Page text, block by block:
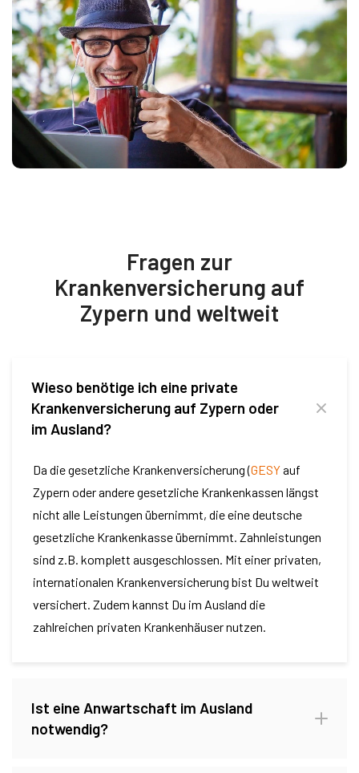
Fragen zur
Krankenversicherung auf
Zypern und weltweit
Wieso benötige ich eine private
Krankenversicherung auf Zypern oder
im Ausland?
Da die gesetzliche Krankenversicherung (GESYauf
Zypern oder andere gesetzliche Krankenkassen längst
nicht alle Leistungen übernimmt, die eine deutsche
gesetzliche Krankenkasse übernimmt. Zahnleistungen
sind z.B. komplett ausgeschlossen. Mit einer privaten,
internationalen Krankenversicherung bist Du weltweit
versichert. Zudem kannst Du im Ausland die
zahlreichen privaten Krankenhäuser nutzen.
Ist eine Anwartschaft im Ausland
notwendig?